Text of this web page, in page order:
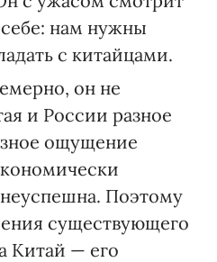
нам нужны
с китайцами.
он не
и России разное
ощущение
Поэтому
существующего
Китай — его